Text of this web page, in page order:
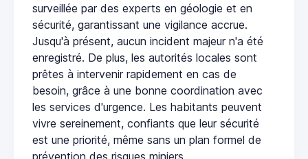
surveillée par des experts en géologie et en
sécurité, garantissant une vigilance accrue.
Jusqu'à présent, aucun incident majeur n'a été
enregistré. De plus, les autorités locales sont
prêtes à intervenir rapidement en cas de
besoin, grâce à une bonne coordination avec
les services d'urgence. Les habitants peuvent
vivre sereinement, confiants que leur sécurité
est une priorité, même sans un plan formel de
prévention des risques miniers.